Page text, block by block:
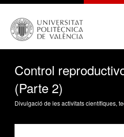
Control
(Parte 2)